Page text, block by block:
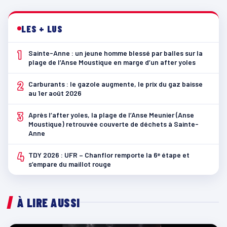
LES + LUS
1
Sainte-Anne : un jeune homme blessé par balles sur la
plage de l’Anse Moustique en marge d’un after yoles
2
Carburants : le gazole augmente, le prix du gaz baisse
au 1er août 2026
3 Après l’after yoles, la plage de l’Anse Meunier (Anse
Moustique) retrouvée couverte de déchets à Sainte-
Anne
4 TDY 2026 : UFR – Chanflor remporte la 6ᵉ étape et
s’empare du maillot rouge
À LIRE AUSSI